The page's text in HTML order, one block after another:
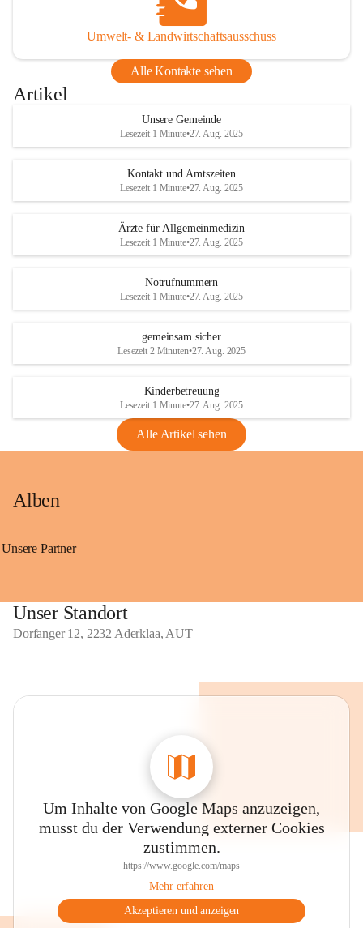
Umwelt- & Landwirtschaftsausschuss
Alle Kontakte sehen
Artikel
Unsere Gemeinde
Lesezeit 1 Minute•27. Aug. 2025
Kontakt und Amtszeiten
Lesezeit 1 Minute•27. Aug. 2025
Ärzte für Allgemeinmedizin
Lesezeit 1 Minute•27. Aug. 2025
Notrufnummern
Lesezeit 1 Minute•27. Aug. 2025
gemeinsam.sicher
Lesezeit 2 Minuten•27. Aug. 2025
Kinderbetreuung
Lesezeit 1 Minute•27. Aug. 2025
Alle Artikel sehen
Alben
Unsere Partner
Unser Standort
Dorfanger 12, 2232 Aderklaa, AUT
Um Inhalte von Google Maps anzuzeigen,
musst du der Verwendung externer Cookies
zustimmen.
https://www.google.com/maps
Mehr erfahren
Akzeptieren und anzeigen